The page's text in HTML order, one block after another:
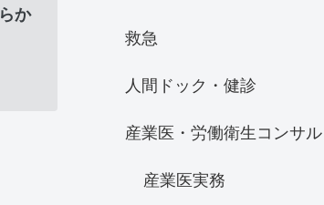
か
救急
人間ドック・健診
産業医・労働衛生コンサ
産業医実務